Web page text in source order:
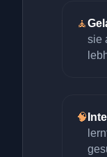
🧘
sie
🧠